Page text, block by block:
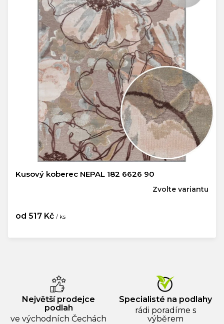
Kusový koberec NEPAL 182 6626 90
od 517 Kč / ks
Zvolte variantu
Největší prodejce
podlah
ve východních Čechách
Specialisté na podlahy
rádi poradíme s
výběrem